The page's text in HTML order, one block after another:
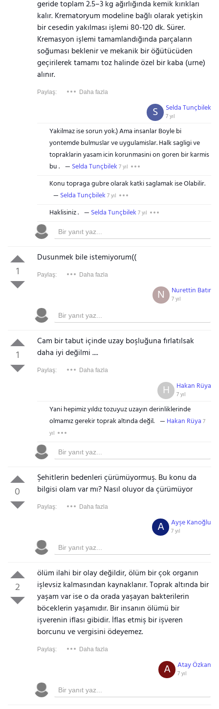
geride toplam 2.5–3 kg ağırlığında kemik kırıkları
kalır. Krematoryum modeline bağlı olarak yetişkin
bir cesedin yakılması işlemi 80-120 dk. Sürer.
Kremasyon işlemi tamamlandığında parçaların
soğuması beklenir ve mekanik bir öğütücüden
geçirilerek tamamı toz halinde özel bir kaba (urne)
alınır.
Paylaş: Daha fazla
Selda Tunçbilek
7 yıl
S
Yakilmaz ise sorun yok.) Ama insanlar Boyle bi
yontemde bulmuslar ve uygulamislar. Halk sagligi ve
topraklarin yasam icin korunmasini on goren bir karmis
bu .
Selda Tunçbilek 7 yıl
Konu topraga gubre olarak katki saglamak ise Olabilir.
Selda Tunçbilek 7 yıl
Haklisiniz . Selda Tunçbilek 7 yıl
1
Dusunmek bile istemiyorum((
Paylaş: Daha fazla
Nurettin Batır
7 yıl
N
1
Cam bir tabut içinde uzay boşluğuna fırlatılsak
daha iyi değilmi ....
Paylaş: Daha fazla
Hakan Rüya
7 yıl
H
Yani hepimiz yıldız tozuyuz uzayın derinliklerinde
olmamız gerekir toprak altında değil.
Hakan Rüya 7
yıl
0
Şehitlerin bedenleri çürümüyormuş. Bu konu da
bilgisi olam var mı? Nasıl oluyor da çürümüyor
Paylaş: Daha fazla
Ayşe Kanoğlu
7 yıl
A
2
ölüm ilahi bir olay değildir, ölüm bir çok organın
işlevsiz kalmasından kaynaklanır. Toprak altında bir
yaşam var ise o da orada yaşayan bakterilerin
böceklerin yaşamıdır. Bir insanın ölümü bir
işverenin iflası gibidir. İflas etmiş bir işveren
borcunu ve vergisini ödeyemez.
Paylaş: Daha fazla
Atay Özkan
7 yıl
A